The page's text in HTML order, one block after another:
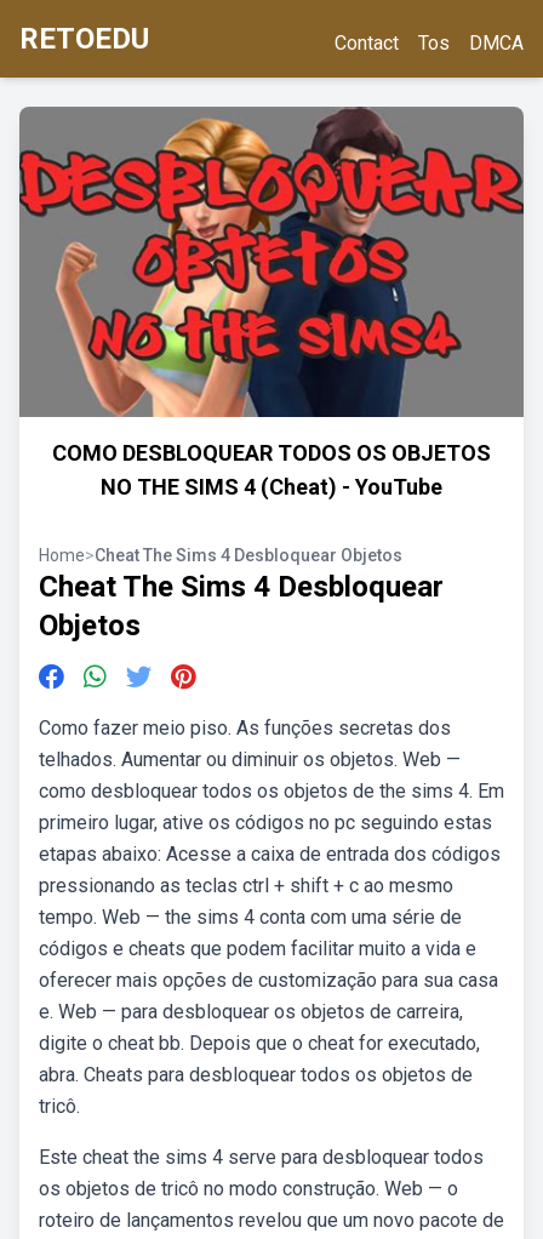
RETOEDU Contact Tos DMCA
COMO DESBLOQUEAR TODOS OS OBJETOS
NO THE SIMS 4 (Cheat) - YouTube
Home>Cheat The Sims 4 Desbloquear Objetos
Cheat The Sims 4 Desbloquear
Objetos
Como fazer meio piso. As funções secretas dos
telhados. Aumentar ou diminuir os objetos. Web —
como desbloquear todos os objetos de the sims 4. Em
primeiro lugar, ative os códigos no pc seguindo estas
etapas abaixo: Acesse a caixa de entrada dos códigos
pressionando as teclas ctrl + shift + c ao mesmo
tempo. Web — the sims 4 conta com uma série de
códigos e cheats que podem facilitar muito a vida e
oferecer mais opções de customização para sua casa
e. Web — para desbloquear os objetos de carreira,
digite o cheat bb. Depois que o cheat for executado,
abra. Cheats para desbloquear todos os objetos de
tricô.
Este cheat the sims 4 serve para desbloquear todos
os objetos de tricô no modo construção. Web — o
roteiro de lançamentos revelou que um novo pacote de